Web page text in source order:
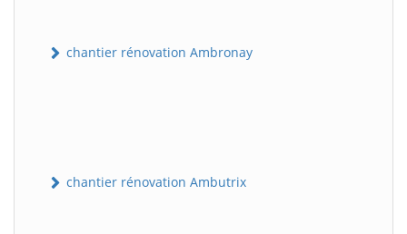
chantier rénovation Ambronay
chantier rénovation Ambutrix